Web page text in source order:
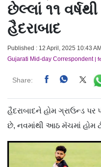
છેલ્લાં ૧૧
હૈદરાબાદ
Published : 12 April, 2025 10:43
Gujarati Mid-day Correspondent|
Share:
હૈદરાબાદને હોમ ગ્રાઉન્ડ પર
છે, નવમાંથી આઠ મૅચમાં હોમ